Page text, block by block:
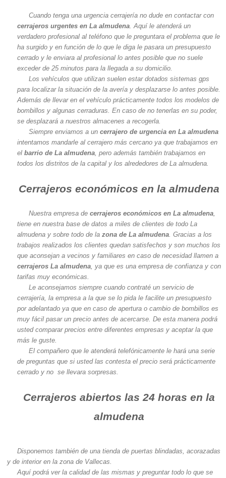
Cuando tenga una urgencia cerrajería no dude en contactar con
cerrajeros urgentes en La almudena . Aquí le atenderá un
verdadero profesional al teléfono que le preguntara el problema que le
ha surgido y en función de lo que le diga le pasara un presupuesto
cerrado y le enviara al profesional lo antes posible que no suele
exceder de 25 minutos para la llegada a su domicilio.
Los vehículos que utilizan suelen estar dotados sistemas gps
para localizar la situación de la avería y desplazarse lo antes posible.
Además de llevar en el vehículo prácticamente todos los modelos de
bombillos y algunas cerraduras. En caso de no tenerlas en su poder,
se desplazará a nuestros almacenes a recogerla.
Siempre enviamos a uncerrajero de urgencia en La almudena
intentamos mandarle al cerrajero más cercano ya que trabajamos en
el barrio de La almudena , pero además también trabajamos en
todos los distritos de la capital y los alrededores de La almudena.
Cerrajeros económicos en la almudena
Nuestra empresa decerrajeros económicos en La almudena
tiene en nuestra base de datos a miles de clientes de todo La
almudena y sobre todo de la zona de La almudena . Gracias a los
trabajos realizados los clientes quedan satisfechos y son muchos los
que aconsejan a vecinos y familiares en caso de necesidad llamen a
cerrajeros La almudena , ya que es una empresa de confianza y con
tarifas muy económicas.
Le aconsejamos siempre cuando contraté un servicio de
cerrajería, la empresa a la que se lo pida le facilite un presupuesto
por adelantado ya que en caso de apertura o cambio de bombillos es
muy fácil pasar un precio antes de acercarse. De esta manera podrá
usted comparar precios entre diferentes empresas y aceptar la que
más le guste.
El compañero que le atenderá telefónicamente le hará una serie
de preguntas que si usted las contesta el precio será prácticamente
cerrado y no se llevara sorpresas.
Cerrajeros abiertos las 24 horas en la
almudena
Disponemos también de una tienda de puertas blindadas, acorazadas
y de interior en la zona de Vallecas.
Aquí podrá ver la calidad de las mismas y preguntar todo lo que se